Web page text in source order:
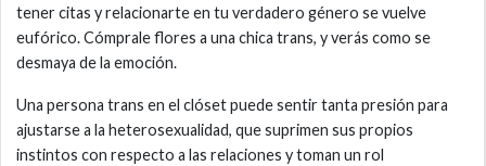
tener citas y relacionarte en tu verdadero género se vuelve
eufórico. Cómprale flores a una chica trans, y verás como se
desmaya de la emoción.
Una persona trans en el clóset puede sentir tanta presión para
ajustarse a la heterosexualidad, que suprimen sus propios
instintos con respecto a las relaciones y toman un rol